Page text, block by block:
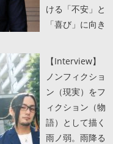
ける「不安」と
「喜び」に向き
【Interview】
ノンフィクショ
ン（現実）をフ
ィクション（物
語）として描く
雨ノ弱。雨降る